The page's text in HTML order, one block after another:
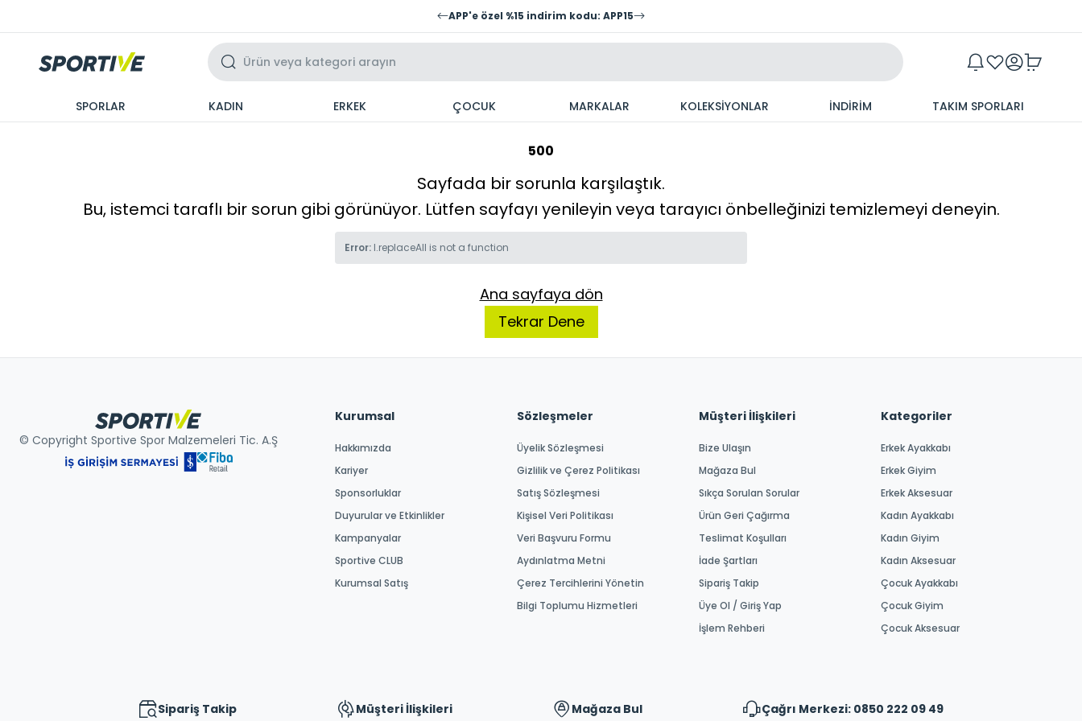
APP'e özel %15 indirim kodu: APP15
SPORLAR KADIN ERKEK ÇOCUK MARKALAR KOLEKSİYONLAR İNDİRİM TAKIM SPORLARI
500
Sayfada bir sorunla karşılaştık.
Bu, istemci taraflı bir sorun gibi görünüyor. Lütfen sayfayı yenileyin veya tarayıcı önbelleğinizi temizlemeyi deneyin.
Error: l.replaceAll is not a function
Ana sayfaya dön
Tekrar Dene
© Copyright Sportive Spor Malzemeleri Tic. A.Ş
Kurumsal
Hakkımızda
Kariyer
Sponsorluklar
Duyurular ve Etkinlikler
Kampanyalar
Sportive CLUB
Kurumsal Satış
Sözleşmeler
Üyelik Sözleşmesi
Gizlilik ve Çerez Politikası
Satış Sözleşmesi
Kişisel Veri Politikası
Veri Başvuru Formu
Aydınlatma Metni
Çerez Tercihlerini Yönetin
Bilgi Toplumu Hizmetleri
Müşteri İlişkileri
Bize Ulaşın
Mağaza Bul
Sıkça Sorulan Sorular
Ürün Geri Çağırma
Teslimat Koşulları
İade Şartları
Sipariş Takip
Üye Ol / Giriş Yap
İşlem Rehberi
Kategoriler
Erkek Ayakkabı
Erkek Giyim
Erkek Aksesuar
Kadın Ayakkabı
Kadın Giyim
Kadın Aksesuar
Çocuk Ayakkabı
Çocuk Giyim
Çocuk Aksesuar
Sipariş Takip Müşteri İlişkileri Mağaza Bul Çağrı Merkezi: 0850 222 09 49